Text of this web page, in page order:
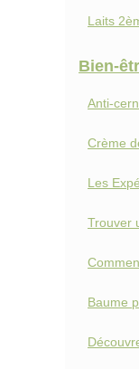
Laits
Bien-
Crème
Les
Trouver
Baume